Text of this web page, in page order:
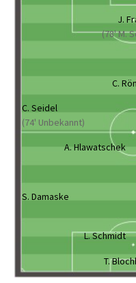
J.
(78' M.
C.
C. Seidel
(74' Unbekannt)
A. Hlawatschek
S. Damaske
L. Schmidt
T.